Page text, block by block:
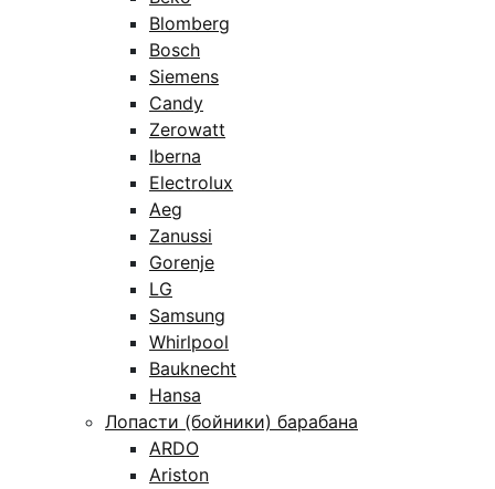
Blomberg
Bosch
Siemens
Candy
Zerowatt
Iberna
Electrolux
Aeg
Zanussi
Gorenje
LG
Samsung
Whirlpool
Bauknecht
Hansa
Лопасти (бойники) барабана
ARDO
Ariston